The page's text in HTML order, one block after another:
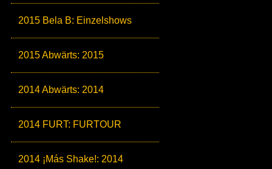
2015 Bela B: Einzelshows
2015 Abwärts: 2015
2014 Abwärts: 2014
2014 FURT: FURTOUR
2014 ¡Más Shake!: 2014